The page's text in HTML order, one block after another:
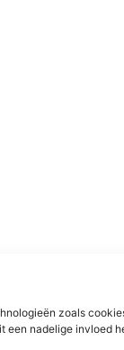
zoals
nadelige invloed